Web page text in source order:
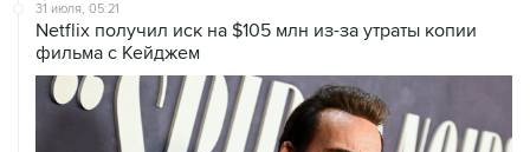
31 июля, 05:21
Netflix получил иск на $105 млн из-за утраты копии
фильма с Кейджем